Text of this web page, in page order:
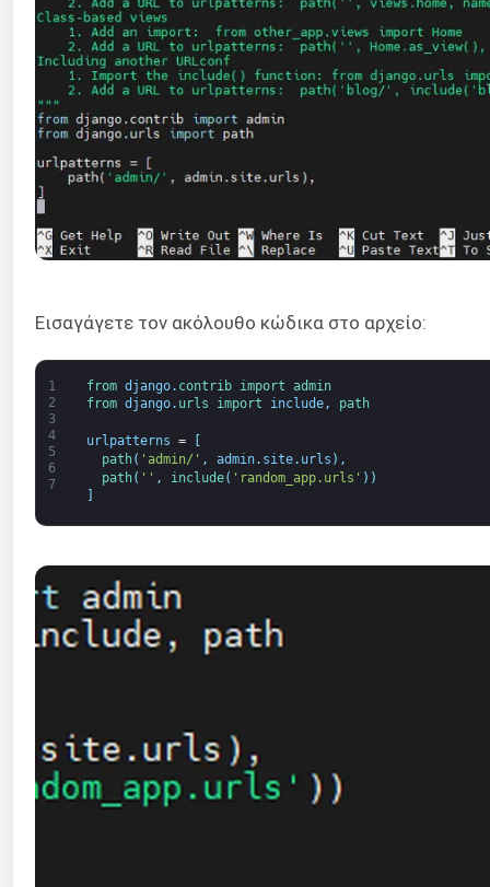
Εισαγάγετε τον ακόλουθο κώδικα στο αρχείο:
1
2
3
4
5
6
7
from django. contrib import admin
from django. urls import include, path
urlpatterns =
path( 'admin/' , admin. site. urls ) ,
path( '' , include( 'random_app.urls' ) )